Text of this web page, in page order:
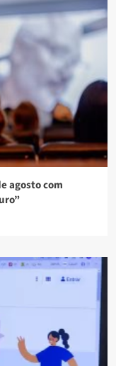
agosto com